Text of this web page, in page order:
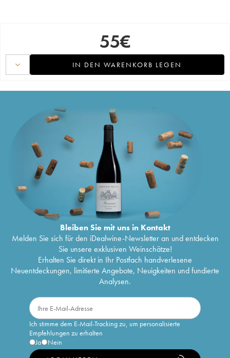
55€
IN DEN WARENKORB LEGEN
Bleiben Sie mit uns in Kontakt
Melden Sie sich für den iDealwine-Newsletter an und entdecken
Sie unsere exklusiven Weinschätze!
Erhalten Sie direkt in Ihr Postfach handverlesene
Neuentdeckungen, limitierte Angebote, Neuigkeiten und fundierte
Analysen.
Ich stimme dem E-Mail-Tracking zu, um personalisierte
Empfehlungen zu erhalten
Ja
Nein